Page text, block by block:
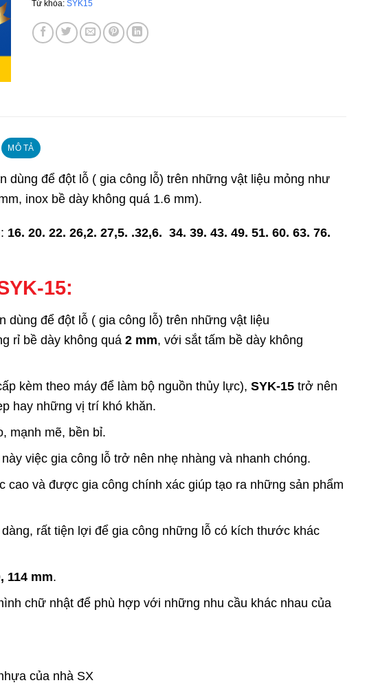
Từ khóa: SYK15
MÔ TẢ
dùng để đột lỗ ( gia công lỗ) trên những vật liệu mỏng như
inox bề dày không quá 1.6 mm).
16. 20. 22. 26,2. 27,5. .32,6. 34. 39. 43. 49. 51. 60. 63. 76.
15:
dùng để đột lỗ ( gia công lỗ) trên những vật liệu
rỉ bề dày không quá 2 mm, với sắt tấm bề dày không
kèm theo máy để làm bộ nguồn thủy lực), SYK-15trở nên
hay những vị trí khó khăn.
mạnh mẽ, bền bỉ.
việc gia công lỗ trở nên nhẹ nhàng và nhanh chóng.
và được gia công chính xác giúp tạo ra những sản phẩm
rất tiện lợi để gia công những lỗ có kích thước khác
114 mm.
chữ nhật để phù hợp với những nhu cầu khác nhau của
của nhà SX